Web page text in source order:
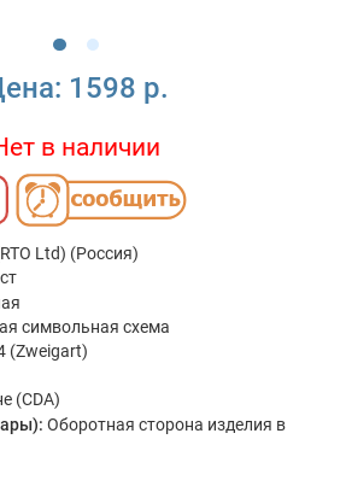
1598 р.
в наличии
Ltd) (Россия)
символьная схема
(Zweigart)
(CDA)
Оборотная сторона изделия в